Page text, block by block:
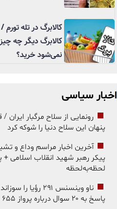
کالابرگ در تله تورم
کالابرگ دیگر چه
نمی‌شود خرید؟
اخبار سیاسی
رونمایی از سلاح مرگبار ایران /
پنهان این سلاح دنیا را شوکه کرد
آخرین اخبار مراسم وداع و
پیکر رهبر شهید انقلاب اسلامی
لحظه‌به‌لحظه
ناو وینسنس ۲۹۱ رؤیا را
پاسخ به ۲۰ سوال درباره پرواز ۶۵۵